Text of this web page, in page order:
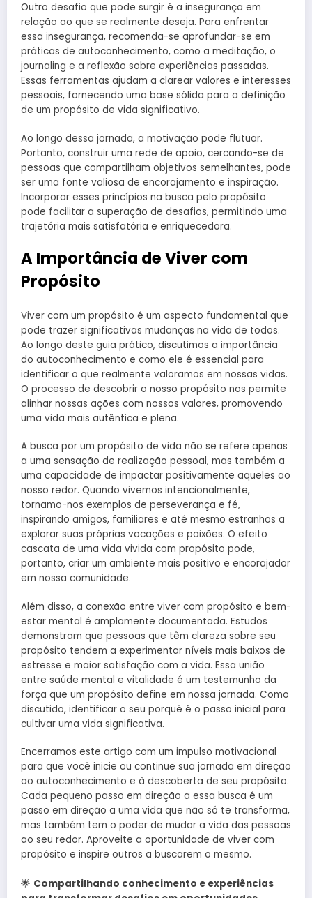
Outro desafio que pode surgir é a insegurança em
relação ao que se realmente deseja. Para enfrentar
essa insegurança, recomenda-se aprofundar-se em
práticas de autoconhecimento, como a meditação, o
journaling e a reflexão sobre experiências passadas.
Essas ferramentas ajudam a clarear valores e interesses
pessoais, fornecendo uma base sólida para a definição
de um propósito de vida significativo.
Ao longo dessa jornada, a motivação pode flutuar.
Portanto, construir uma rede de apoio, cercando-se de
pessoas que compartilham objetivos semelhantes, pode
ser uma fonte valiosa de encorajamento e inspiração.
Incorporar esses princípios na busca pelo propósito
pode facilitar a superação de desafios, permitindo uma
trajetória mais satisfatória e enriquecedora.
A Importância de Viver com
Propósito
Viver com um propósito é um aspecto fundamental que
pode trazer significativas mudanças na vida de todos.
Ao longo deste guia prático, discutimos a importância
do autoconhecimento e como ele é essencial para
identificar o que realmente valoramos em nossas vidas.
O processo de descobrir o nosso propósito nos permite
alinhar nossas ações com nossos valores, promovendo
uma vida mais autêntica e plena.
A busca por um propósito de vida não se refere apenas
a uma sensação de realização pessoal, mas também a
uma capacidade de impactar positivamente aqueles ao
nosso redor. Quando vivemos intencionalmente,
tornamo-nos exemplos de perseverança e fé,
inspirando amigos, familiares e até mesmo estranhos a
explorar suas próprias vocações e paixões. O efeito
cascata de uma vida vivida com propósito pode,
portanto, criar um ambiente mais positivo e encorajador
em nossa comunidade.
Além disso, a conexão entre viver com propósito e bem-
estar mental é amplamente documentada. Estudos
demonstram que pessoas que têm clareza sobre seu
propósito tendem a experimentar níveis mais baixos de
estresse e maior satisfação com a vida. Essa união
entre saúde mental e vitalidade é um testemunho da
força que um propósito define em nossa jornada. Como
discutido, identificar o seu porquê é o passo inicial para
cultivar uma vida significativa.
Encerramos este artigo com um impulso motivacional
para que você inicie ou continue sua jornada em direção
ao autoconhecimento e à descoberta de seu propósito.
Cada pequeno passo em direção a essa busca é um
passo em direção a uma vida que não só te transforma,
mas também tem o poder de mudar a vida das pessoas
ao seu redor. Aproveite a oportunidade de viver com
propósito e inspire outros a buscarem o mesmo.
🌟 Compartilhando conhecimento e experiências